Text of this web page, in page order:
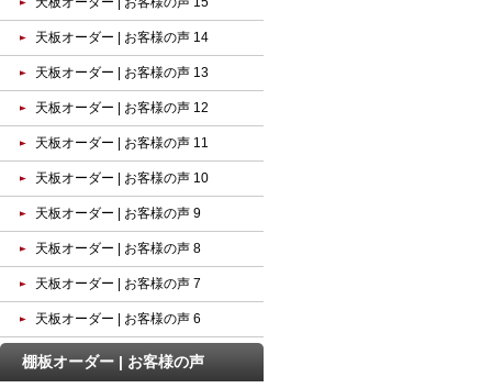
天板オーダー | お客様の声 14
天板オーダー | お客様の声 13
天板オーダー | お客様の声 12
天板オーダー | お客様の声 11
天板オーダー | お客様の声 10
天板オーダー | お客様の声 9
天板オーダー | お客様の声 8
天板オーダー | お客様の声 7
天板オーダー | お客様の声 6
棚板オーダー | お客様の声